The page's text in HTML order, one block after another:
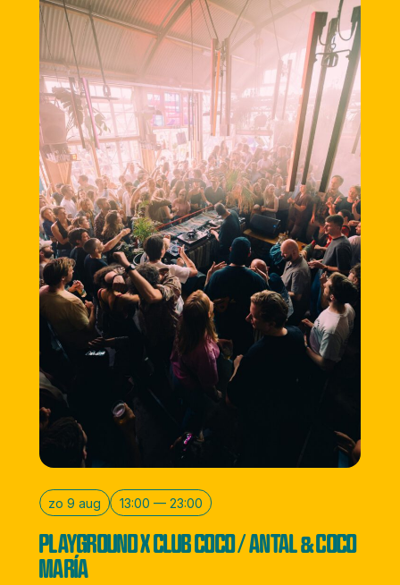
zo 9 aug 13:00 — 23:00
PLAYGROUND X CLUB COCO / ANTAL & COCO
MARÍA